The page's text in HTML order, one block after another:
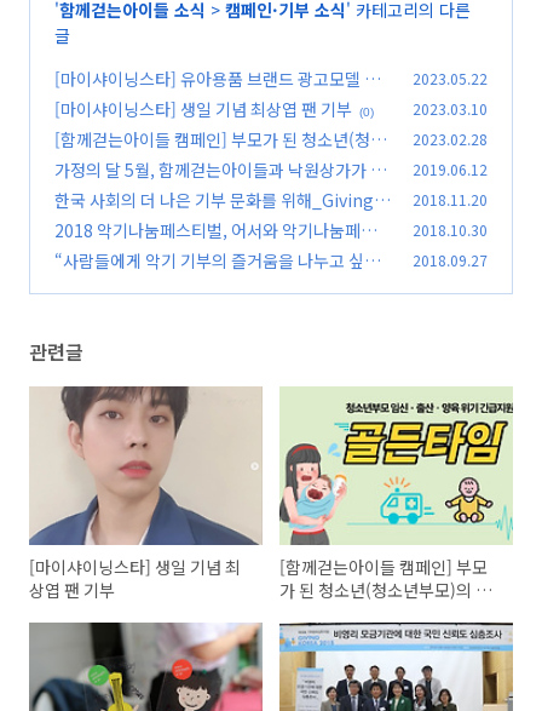
'함께걷는아이들 소식 > 캠페인·기부 소식' 카테고리의 다른
글
[마이샤이닝스타] 유아용품 브랜드 광고모델 발
탁 기념 이석훈 팬 기부
(0)
2023.05.22
[마이샤이닝스타] 생일 기념 최상엽 팬 기부 (0) 2023.03.10
[함께걷는아이들 캠페인] 부모가 된 청소년(청소
년부모)의 골든타임에 함께했습니다. (0)
2023.02.28
가정의 달 5월, 함께걷는아이들과 낙원상가가 함
께 한 기록(낙원 플리마켓) (0)
2019.06.12
한국 사회의 더 나은 기부 문화를 위해_Giving K
orea 2018
(0)
2018.11.20
2018 악기나눔페스티벌, 어서와 악기나눔페스
티벌은 처음이지?
(0)
2018.10.30
“사람들에게 악기 기부의 즐거움을 나누고 싶어
2018.09.27
관련글
[마이샤이닝스타] 생일 기념 최
상엽 팬 기부
[함께걷는아이들 캠페인] 부모
가 된 청소년(청소년부모)의 골